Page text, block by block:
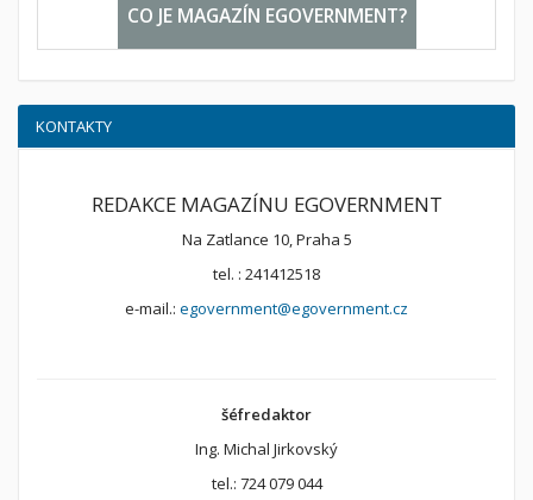
CO JE MAGAZÍN EGOVERNMENT?
KONTAKTY
REDAKCE MAGAZÍNU EGOVERNMENT
Na Zatlance 10, Praha 5
tel. : 241412518
e-mail.: egovernment@egovernment.cz
šéfredaktor
Ing. Michal Jirkovský
tel.: 724 079 044